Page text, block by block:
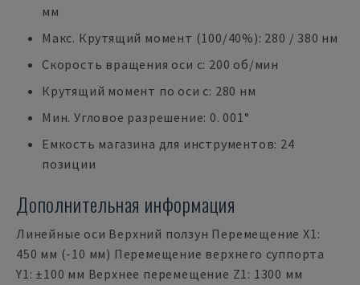
мм
Макс. Крутящий момент (100/40%): 280 / 380 нм
Скорость вращения оси c: 200 об/мин
Крутящий момент по оси c: 280 нм
Мин. Угловое разрешение: 0. 001°
Емкость магазина для инструментов: 24
позиции
Дополнительная информация
Линейные оси Верхний ползун Перемещение X1:
450 мм (-10 мм) Перемещение верхнего суппорта
Y1: ±100 мм Верхнее перемещение Z1: 1300 мм